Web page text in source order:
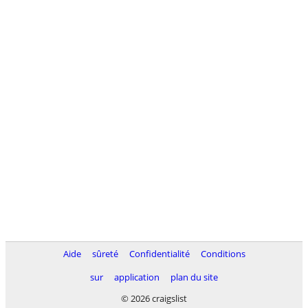
Aide sûreté Confidentialité
Conditions
sur
application
plan du site
© 2026 craigslist